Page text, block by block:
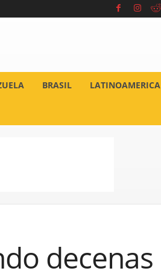
BRASIL LATINOAMERICA
decenas